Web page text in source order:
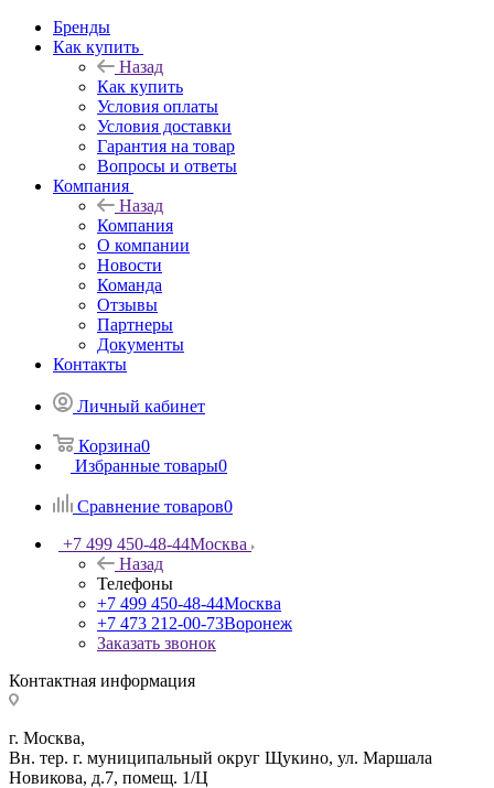
Бренды
Как купить
Назад
Как купить
Условия оплаты
Условия доставки
Гарантия на товар
Вопросы и ответы
Компания
Назад
Компания
О компании
Новости
Команда
Отзывы
Партнеры
Документы
Контакты
Личный кабинет
Корзина0
Избранные товары0
Сравнение товаров0
+7 499 450-48-44Москва
Назад
Телефоны
+7 499 450-48-44Москва
+7 473 212-00-73Воронеж
Заказать звонок
Контактная информация
г. Москва,
Вн. тер. г. муниципальный округ Щукино, ул. Маршала
Новикова, д.7, помещ. 1/Ц